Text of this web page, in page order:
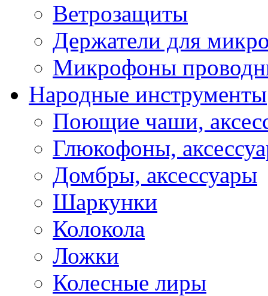
Ветрозащиты
Держатели для
Микрофоны
Народные инструменты
Поющие чаши,
Глюкофоны,
Домбры, аксессуары
Шаркунки
Колокола
Ложки
Колесные лиры